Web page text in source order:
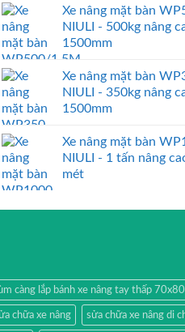
Xe nâng mặt bàn
NIULI - 500kg nâng
1500mm
Xe nâng mặt bàn
NIULI - 350kg nâng
1500mm
Xe nâng mặt bàn
NIULI - 1 tấn nâng
mét
càng lắp bánh xe nâng tay thấp 70x80
chữa xe nâng sửa chữa xe nâng di